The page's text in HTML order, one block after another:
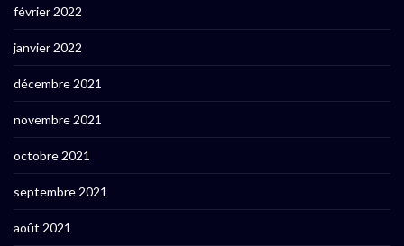
février 2022
janvier 2022
décembre 2021
novembre 2021
octobre 2021
septembre 2021
août 2021